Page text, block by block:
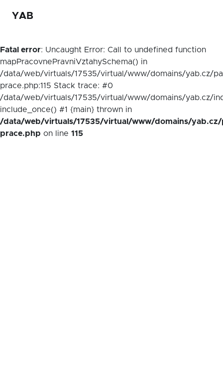
YAB
Fatal error: Uncaught Error: Call to undefined function
mapPracovnePravniVztahySchema() in
/data/web/virtuals/17535/virtual/www/domains/yab.cz/
prace.php:115 Stack trace: #0
/data/web/virtuals/17535/virtual/www/domains/yab.cz/
include_once() #1 {main} thrown in
/data/web/virtuals/17535/virtual/www/domains/yab.cz/
prace.php on line 115